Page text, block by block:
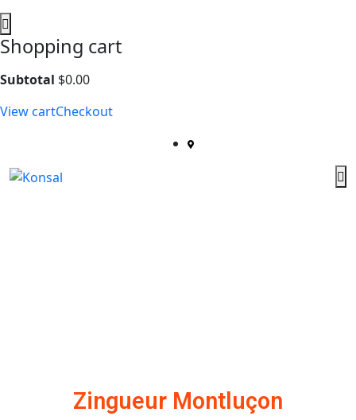
Shopping cart
Subtotal $0.00
View cartCheckout
Zingueur Montluçon